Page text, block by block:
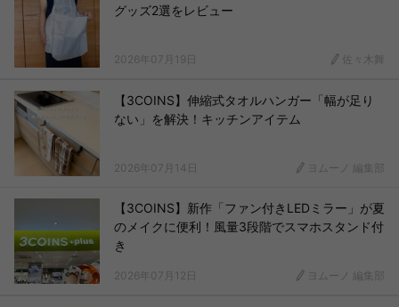
グッズ2選をレビュー
2026年07月19日 佐々木舞
【3COINS】伸縮式タオルハンガー「幅が足り
ない」を解決！キッチンアイテム
2026年07月14日 ヨムーノ 編集部
【3COINS】新作「ファン付きLEDミラー」が夏
のメイクに便利！風量3段階でスマホスタンド付
き
2026年07月12日 ヨムーノ 編集部